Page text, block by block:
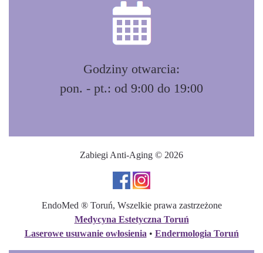
Godziny otwarcia:
pon. - pt.: od 9:00 do 19:00
Zabiegi Anti-Aging © 2026
EndoMed ® Toruń, Wszelkie prawa zastrzeżone
Medycyna Estetyczna Toruń
Laserowe usuwanie owłosienia• Endermologia Toruń